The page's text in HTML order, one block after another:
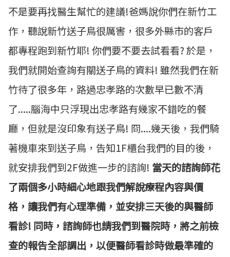
不是要再找醫生幫忙的建議!爸媽說你們在新竹工
作，聽說新竹送子鳥很厲害，很多外縣市的客戶
都專程跑到新竹耶! 你們要不要去試看看? 於是，
我們就開始查詢有關送子鳥的資料! 雖然我們在新
竹待了很多年，路過忠孝路的次數早已數不清
了.....腦海中只浮現出忠孝路有幾家不錯吃的餐
廳，但就是沒印象有送子鳥! 冏....幾天後，我們騎
著機車來到送子鳥，告知1F櫃台我們的目的後，
就安排我們到2F做進一步的諮詢! 當天的諮詢師花
了兩個多小時細心地跟我們解說療程內容與價
格，讓我們有心理準備，並安排三天後的與醫師
看診! 同時，諮詢師也請我們到醫院時，將之前檢
查的報告全部調出，以便醫師看診時做最準確的